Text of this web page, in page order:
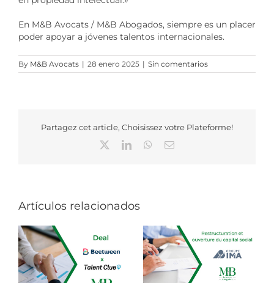
En M&B Avocats / M&B Abogados, siempre es un placer
poder apoyar a jóvenes talentos internacionales.
By M&B Avocats | 28 enero 2025 | Sin comentarios
Partagez cet article, Choisissez votre Plateforme!
LinkedInWhatsApp
Correo
Artículos relacionados